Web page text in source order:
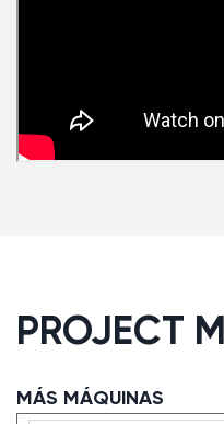
PROJECT
MÁS MÁQUINAS